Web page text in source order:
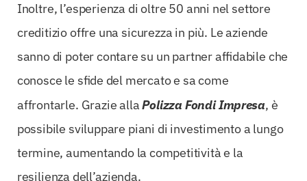
Inoltre, l’esperienza di oltre 50 anni nel settore
creditizio offre una sicurezza in più. Le aziende
sanno di poter contare su un partner affidabile che
conosce le sfide del mercato e sa come
affrontarle. Grazie allaPolizza Fondi Impresa, è
possibile sviluppare piani di investimento a lungo
termine, aumentando la competitività e la
resilienza dell’azienda.